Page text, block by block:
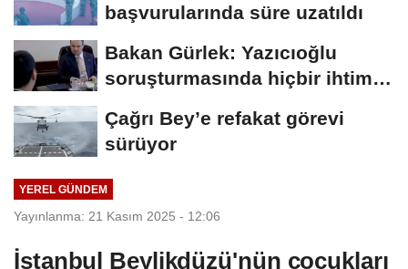
başvurularında süre uzatıldı
Bakan Gürlek: Yazıcıoğlu
soruşturmasında hiçbir ihtimal
Çağrı Bey’e refakat görevi
sürüyor
YEREL GÜNDEM
Yayınlanma: 21 Kasım 2025 - 12:06
İstanbul Beylikdüzü'nün çocukları